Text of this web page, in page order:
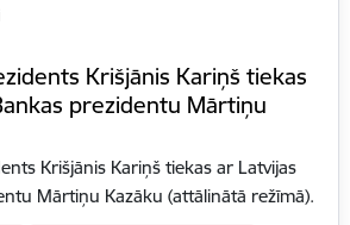
Krišjānis Kariņš tiekas
prezidentu Mārtiņu
Krišjānis Kariņš tiekas ar Latvijas
Mārtiņu Kazāku (attālinātā režīmā).